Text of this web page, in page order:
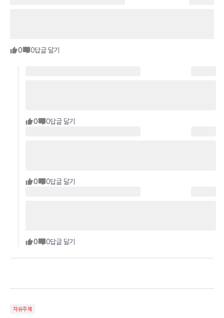
0 0답글 달기
0 0답글 달기
0 0답글 달기
0 0답글 달기
자유주제